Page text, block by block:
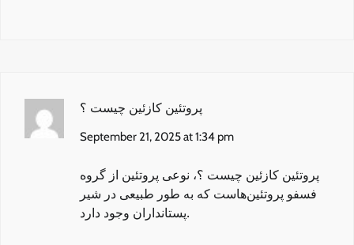
پروتئین کازئین چیست ؟
September 21, 2025 at 1:34 pm
پروتئین کازئین چیست ؟، نوعی پروتئین از گروه
فسفو پروتئین‌هاست که به طور طبیعی در شیر
پستانداران وجود دارد.